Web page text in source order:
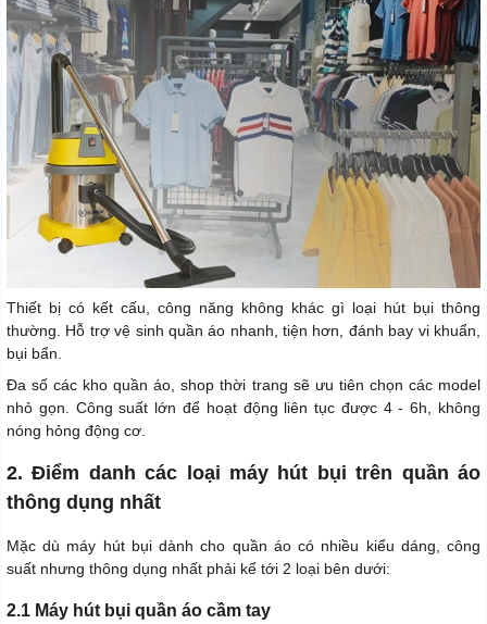
Thiết bị có kết cấu, công năng không khác gì loại hút bụi thông
thường. Hỗ trợ vệ sinh quần áo nhanh, tiện hơn, đánh bay vi khuẩn,
bụi bẩn.
Đa số các kho quần áo, shop thời trang sẽ ưu tiên chọn các model
nhỏ gọn. Công suất lớn để hoạt động liên tục được 4 - 6h, không
nóng hỏng động cơ.
2. Điểm danh các loại máy hút bụi trên quần áo
thông dụng nhất
Mặc dù máy hút bụi dành cho quần áo có nhiều kiểu dáng, công
suất nhưng thông dụng nhất phải kể tới 2 loại bên dưới:
2.1 Máy hút bụi quần áo cầm tay